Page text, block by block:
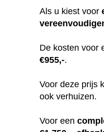
Als u kiest voor
De kosten voor
€955,-.
Voor deze prijs
ook verhuizen.
Voor een